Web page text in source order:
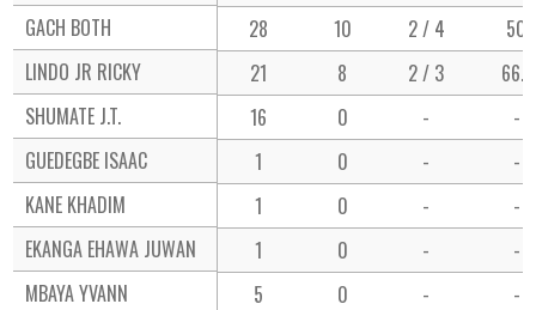
GACH BOTH
28 10 2 / 4
50
LINDO JR RICKY
21 8 2 / 3
66.7
SHUMATE J.T.
16 0 -
-
GUEDEGBE ISAAC
1 0 -
-
KANE KHADIM
1 0 -
-
EKANGA EHAWA JUWAN
1 0 -
-
MBAYA YVANN
5 0 - -